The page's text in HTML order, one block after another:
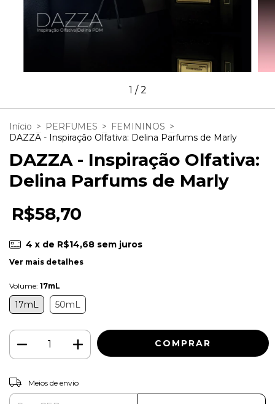
1 /2
Início > PERFUMES > FEMININOS >
DAZZA - Inspiração Olfativa: Delina Parfums de Marly
DAZZA - Inspiração Olfativa:
Delina Parfums de Marly
R$58,70
4 x de R$14,68 sem juros
Ver mais detalhes
Volume: 17mL
17mL 50mL
Entregas para o CEP:
Meios de envio